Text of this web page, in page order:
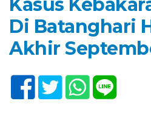
Kasus
Di Batanghari
Akhir